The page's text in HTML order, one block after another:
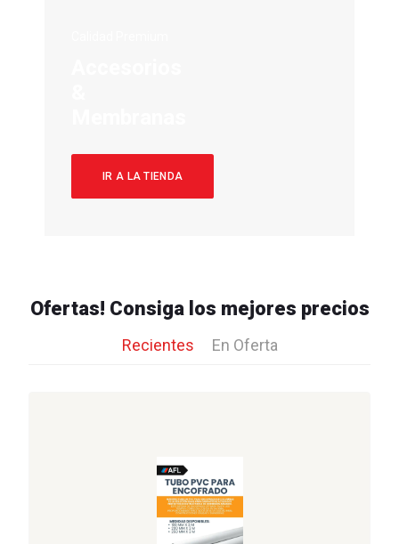
IR A LA TIENDA
Ofertas! Consiga los mejores precios
Recientes En Oferta